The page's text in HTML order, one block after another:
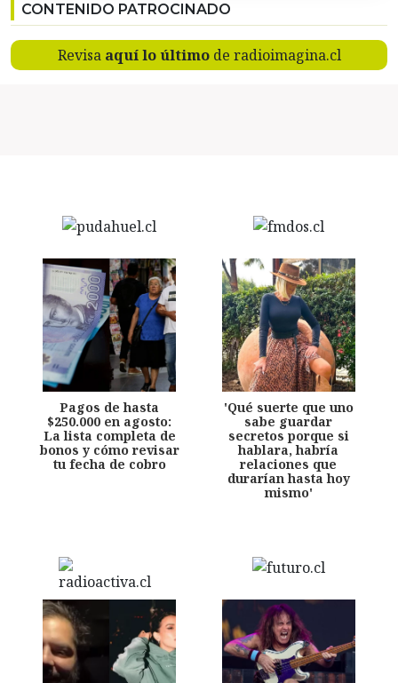
CONTENIDO PATROCINADO
Revisa aquí lo últimode radioimagina.cl
Pagos de hasta
$250.000 en agosto:
La lista completa de
bonos y cómo revisar
tu fecha de cobro
'Qué suerte que uno
sabe guardar
secretos porque si
hablara, habría
relaciones que
durarían hasta hoy
mismo'